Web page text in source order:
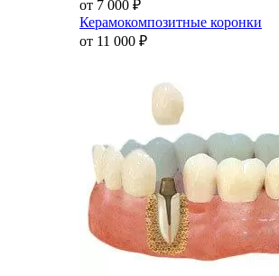
от 7 000 ₽
Керамокомпозитные коронки
от 11 000 ₽